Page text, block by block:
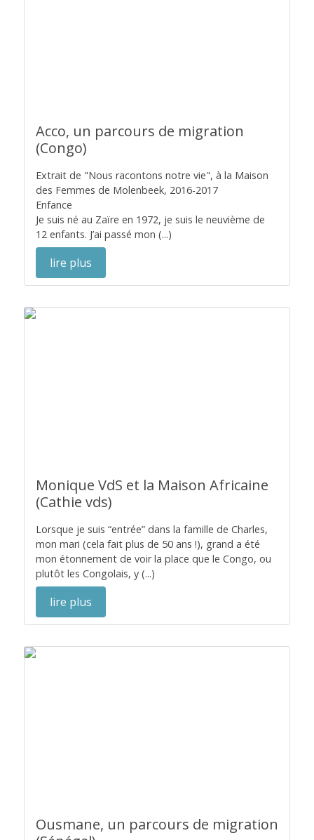
Acco, un parcours de migration
(Congo)
Extrait de "Nous racontons notre vie", à la Maison
des Femmes de Molenbeek, 2016-2017
Enfance
Je suis né au Zaïre en 1972, je suis le neuvième de
12 enfants. J’ai passé mon (...)
lire plus
Monique VdS et la Maison Africaine
(Cathie vds)
Lorsque je suis “entrée” dans la famille de Charles,
mon mari (cela fait plus de 50 ans !), grand a été
mon étonnement de voir la place que le Congo, ou
plutôt les Congolais, y (...)
lire plus
Ousmane, un parcours de migration